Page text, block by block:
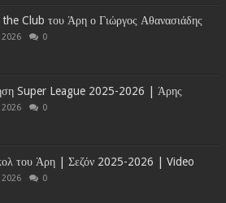
Club του Άρη ο Γιώργος Αθανασιάδης
2026 0
Super League 2025-2026 | Άρης
2026 0
του Άρη | Σεζόν 2025-2026 | Video
2026 0